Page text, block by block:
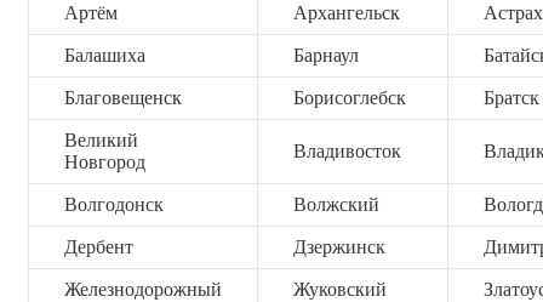
Артём Архангельск
Балашиха Барнаул
Благовещенск Борисоглебск Братск
Великий
Новгород
Владивосток
Волгодонск Волжский
Дербент Дзержинск
Железнодорожный Жуковский